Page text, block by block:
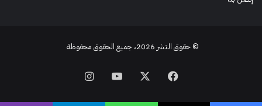
© حقوق النشر 2026، جميع الحقوق محفوظة
فيسبوك ‫YouTube